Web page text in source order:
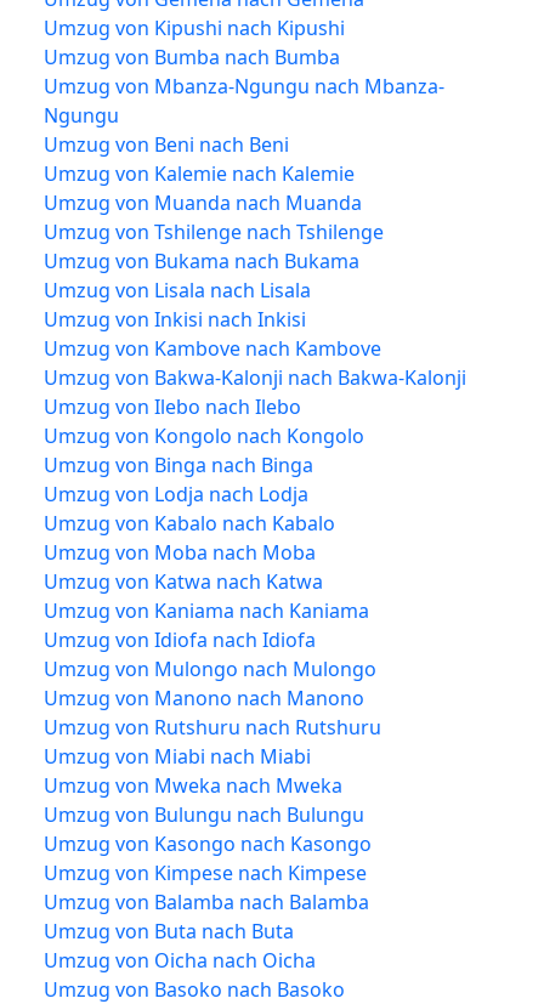
Umzug von Kipushi nach Kipushi
Umzug von Bumba nach Bumba
Umzug von Mbanza-Ngungu nach Mbanza-
Ngungu
Umzug von Beni nach Beni
Umzug von Kalemie nach Kalemie
Umzug von Muanda nach Muanda
Umzug von Tshilenge nach Tshilenge
Umzug von Bukama nach Bukama
Umzug von Lisala nach Lisala
Umzug von Inkisi nach Inkisi
Umzug von Kambove nach Kambove
Umzug von Bakwa-Kalonji nach Bakwa-Kalonji
Umzug von Ilebo nach Ilebo
Umzug von Kongolo nach Kongolo
Umzug von Binga nach Binga
Umzug von Lodja nach Lodja
Umzug von Kabalo nach Kabalo
Umzug von Moba nach Moba
Umzug von Katwa nach Katwa
Umzug von Kaniama nach Kaniama
Umzug von Idiofa nach Idiofa
Umzug von Mulongo nach Mulongo
Umzug von Manono nach Manono
Umzug von Rutshuru nach Rutshuru
Umzug von Miabi nach Miabi
Umzug von Mweka nach Mweka
Umzug von Bulungu nach Bulungu
Umzug von Kasongo nach Kasongo
Umzug von Kimpese nach Kimpese
Umzug von Balamba nach Balamba
Umzug von Buta nach Buta
Umzug von Oicha nach Oicha
Umzug von Basoko nach Basoko